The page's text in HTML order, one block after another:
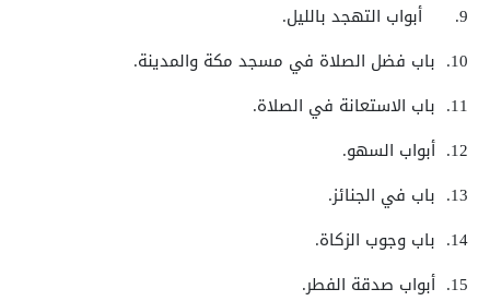
9.
أبواب التهجد بالليل.
10. باب فضل الصلاة في مسجد مكة والمدينة.
11. باب الاستعانة في الصلاة.
12. أبواب السهو.
13. باب في الجنائز.
14. باب وجوب الزكاة.
15. أبواب صدقة الفطر.